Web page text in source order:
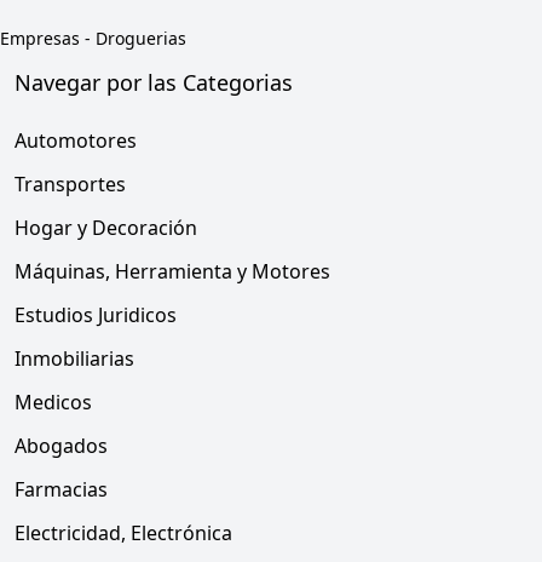
Empresas - Droguerias
Navegar por las Categorias
Automotores
Transportes
Hogar y Decoración
Máquinas, Herramienta y Motores
Estudios Juridicos
Inmobiliarias
Medicos
Abogados
Farmacias
Electricidad, Electrónica